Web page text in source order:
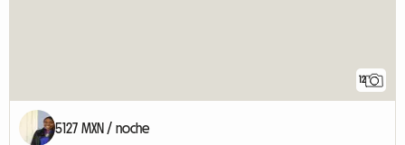
12
5127 MXN / noche